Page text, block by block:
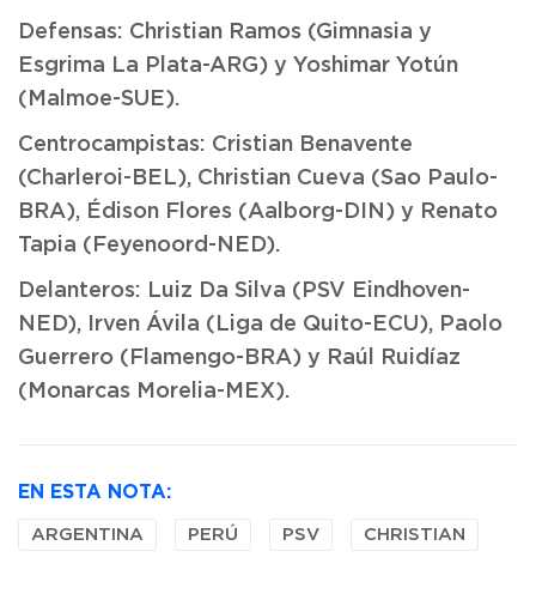
Defensas: Christian Ramos (Gimnasia y
Esgrima La Plata-ARG) y Yoshimar Yotún
(Malmoe-SUE).
Centrocampistas: Cristian Benavente
(Charleroi-BEL), Christian Cueva (Sao Paulo-
BRA), Édison Flores (Aalborg-DIN) y Renato
Tapia (Feyenoord-NED).
Delanteros: Luiz Da Silva (PSV Eindhoven-
NED), Irven Ávila (Liga de Quito-ECU), Paolo
Guerrero (Flamengo-BRA) y Raúl Ruidíaz
(Monarcas Morelia-MEX).
EN ESTA NOTA:
ARGENTINA PERÚ PSV CHRISTIAN